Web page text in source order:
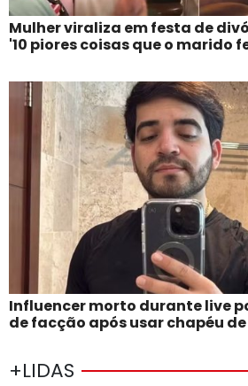
Mulher viraliza em festa de
'10 piores coisas que o marido
Influencer morto durante live
de facção após usar chapéu
+LIDAS